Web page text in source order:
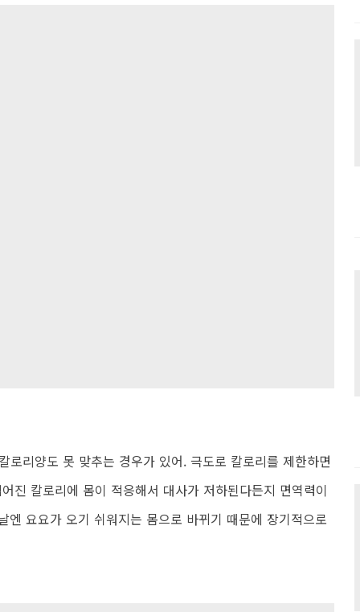
리양도 못 맞추는 경우가 있어. 극도로 칼로리를 제한하면
진 칼로리에 몸이 적응해서 대사가 저하된다든지 면역력이
요요가 오기 쉬워지는 몸으로 바뀌기 때문에 장기적으로